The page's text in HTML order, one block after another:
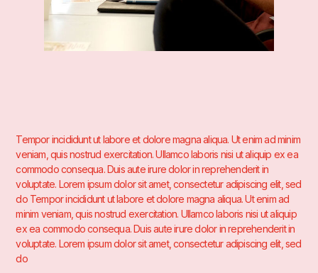
Tempor incididunt ut labore et dolore magna aliqua. Ut enim ad minim
veniam, quis nostrud exercitation. Ullamco laboris nisi ut aliquip ex ea
commodo consequa. Duis aute irure dolor in reprehenderit in
voluptate. Lorem ipsum dolor sit amet, consectetur adipiscing elit, sed
do Tempor incididunt ut labore et dolore magna aliqua. Ut enim ad
minim veniam, quis nostrud exercitation. Ullamco laboris nisi ut aliquip
ex ea commodo consequa. Duis aute irure dolor in reprehenderit in
voluptate. Lorem ipsum dolor sit amet, consectetur adipiscing elit, sed
do